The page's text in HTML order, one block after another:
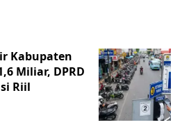
Kabupaten
Miliar, DPRD
Riil